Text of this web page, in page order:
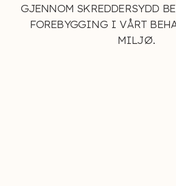
GJENNOM SKREDDERSYDD
FOREBYGGING I VÅRT
MILJØ.